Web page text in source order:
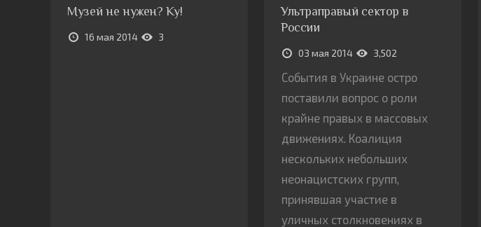
Музей не нужен? Ку!
16 мая 2014 3
Ультраправый сектор в
России
03 мая 2014 3,502
События в Украине остро
поставили вопрос о роли
крайне правых в массовых
движениях. Коалиция
нескольких небольших
неонацистских групп,
принявшая участие в
уличных столкновениях в